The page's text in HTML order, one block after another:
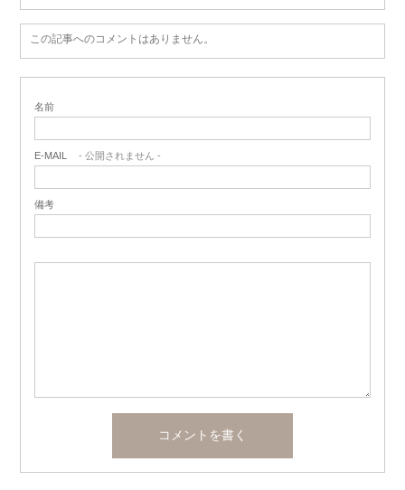
この記事へのコメントはありません。
名前
E-MAIL - 公開されません -
備考